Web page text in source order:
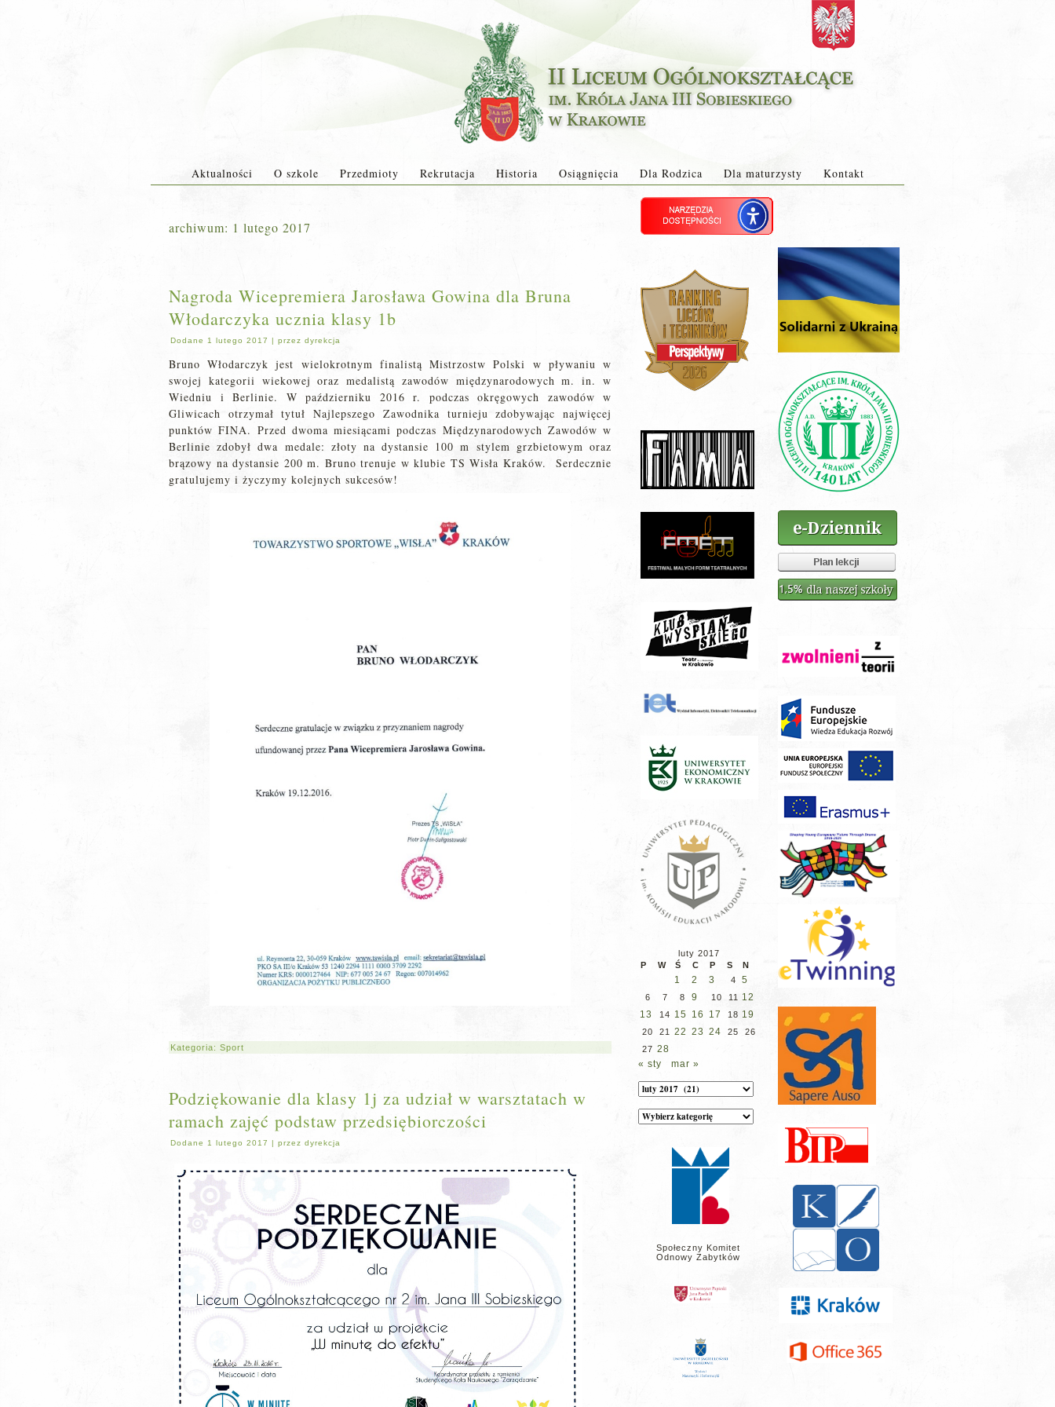
Aktualności O szkole Przedmioty Rekrutacja Historia Osiągnięcia Dla Rodzica Dla maturzysty Kontakt
archiwum: 1 lutego 2017
Nagroda Wicepremiera Jarosława Gowina dla Bruna
Włodarczyka ucznia klasy 1b
Dodane 1 lutego 2017 | przez dyrekcja
Bruno Włodarczyk jest wielokrotnym finalistą Mistrzostw Polski w pływaniu w
swojej kategorii wiekowej oraz medalistą zawodów międzynarodowych m. in. w
Wiedniu i Berlinie. W październiku 2016 r. podczas okręgowych zawodów w
Gliwicach otrzymał tytuł Najlepszego Zawodnika turnieju zdobywając najwięcej
punktów FINA. Przed dwoma miesiącami podczas Międzynarodowych Zawodów w
Berlinie zdobył dwa medale: złoty na dystansie 100 m stylem grzbietowym oraz
brązowy na dystansie 200 m. Bruno trenuje w klubie TS Wisła Kraków. Serdecznie
gratulujemy i życzymy kolejnych sukcesów!
Kategoria: Sport
Podziękowanie dla klasy 1j za udział w warsztatach w
ramach zajęć podstaw przedsiębiorczości
Dodane 1 lutego 2017 | przez dyrekcja
luty 2017
P
W Ś C P S N
1 2 3 4 5
6 7 8 9 10 11
12
13
14 15 16 17 18 19
20 21 22 23 24 25
26
27 28
« sty
mar »
Archiwum
Kategorie
wpisów
Społeczny Komitet
Odnowy Zabytków